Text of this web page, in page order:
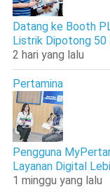
Datang ke Booth
Listrik Dipotong 50
2 hari yang lalu
Pertamina
Pengguna
Layanan Digital
1 minggu yang lalu